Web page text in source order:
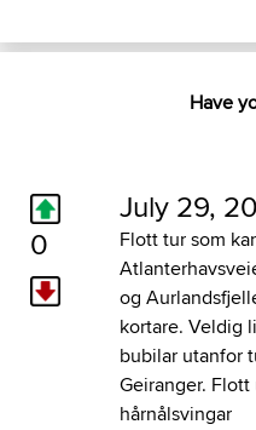
Have
0
July 29,
Flott tur som
og
kortare. Veldig
bubilar utanfor
Geiranger.
hårnålsvingar